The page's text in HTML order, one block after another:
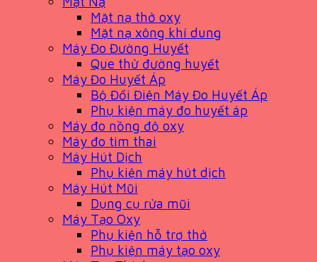
Mặt nạ thở oxy
Mặt nạ xông khí dung
Máy Đo Đường Huyết
Que thử đường huyết
Máy Đo Huyết Áp
Bộ Đổi Điện Máy Đo Huyết Áp
Phụ kiện máy đo huyết áp
Máy đo nồng độ oxy
Máy đo tim thai
Máy Hút Dịch
Phụ kiện máy hút dịch
Máy Hút Mũi
Dụng cụ rửa mũi
Máy Tạo Oxy
Phụ kiện hỗ trợ thở
Phụ kiện máy tạo oxy